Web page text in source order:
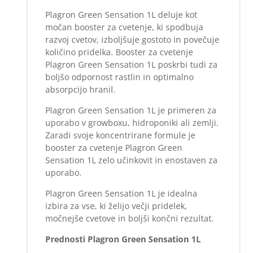
Plagron Green Sensation 1L deluje kot
močan booster za cvetenje, ki spodbuja
razvoj cvetov, izboljšuje gostoto in povečuje
količino pridelka. Booster za cvetenje
Plagron Green Sensation 1L poskrbi tudi za
boljšo odpornost rastlin in optimalno
absorpcijo hranil.
Plagron Green Sensation 1L je primeren za
uporabo v growboxu, hidroponiki ali zemlji.
Zaradi svoje koncentrirane formule je
booster za cvetenje Plagron Green
Sensation 1L zelo učinkovit in enostaven za
uporabo.
Plagron Green Sensation 1L je idealna
izbira za vse, ki želijo večji pridelek,
močnejše cvetove in boljši končni rezultat.
Prednosti Plagron Green Sensation 1L